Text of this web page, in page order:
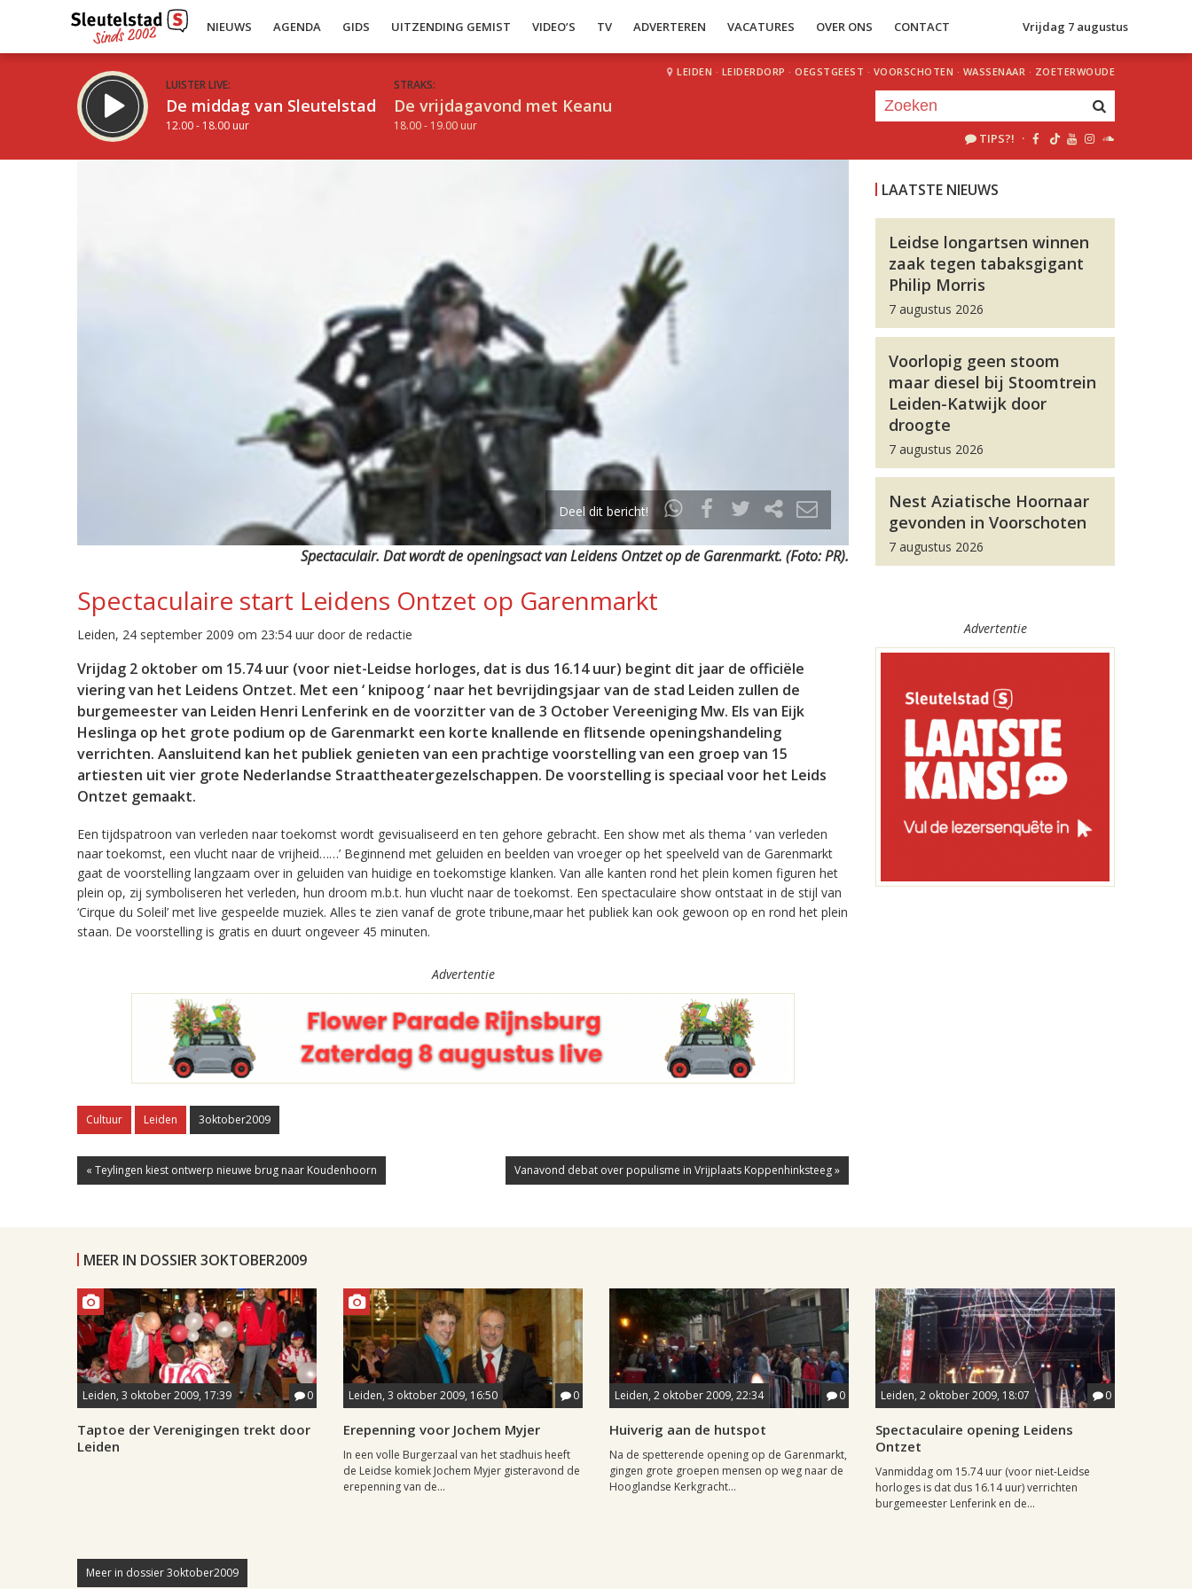
NIEUWS AGENDA GIDS UITZENDING GEMIST VIDEO’S TV ADVERTEREN VACATURES OVER ONS CONTACT Vrijdag 7 augustus
LUISTER LIVE:
De middag van Sleutelstad
12.00 - 18.00 uur
STRAKS:
De vrijdagavond met Keanu
18.00 - 19.00 uur
LEIDEN · LEIDERDORP · OEGSTGEEST · VOORSCHOTEN · WASSENAAR · ZOETERWOUDE
TIPS?! ·
Deel dit bericht!
Spectaculair. Dat wordt de openingsact van Leidens Ontzet op de Garenmarkt. (Foto: PR).
Spectaculaire start Leidens Ontzet op Garenmarkt
Leiden, 24 september 2009 om 23:54 uur door de redactie
Vrijdag 2 oktober om 15.74 uur (voor niet-Leidse horloges, dat is dus 16.14 uur) begint dit jaar de officiële
viering van het Leidens Ontzet. Met een ‘ knipoog ‘ naar het bevrijdingsjaar van de stad Leiden zullen de
burgemeester van Leiden Henri Lenferink en de voorzitter van de 3 October Vereeniging Mw. Els van Eijk
Heslinga op het grote podium op de Garenmarkt een korte knallende en flitsende openingshandeling
verrichten. Aansluitend kan het publiek genieten van een prachtige voorstelling van een groep van 15
artiesten uit vier grote Nederlandse Straattheatergezelschappen. De voorstelling is speciaal voor het Leids
Ontzet gemaakt.
Een tijdspatroon van verleden naar toekomst wordt gevisualiseerd en ten gehore gebracht. Een show met als thema ‘ van verleden
naar toekomst, een vlucht naar de vrijheid……’ Beginnend met geluiden en beelden van vroeger op het speelveld van de Garenmarkt
gaat de voorstelling langzaam over in geluiden van huidige en toekomstige klanken. Van alle kanten rond het plein komen figuren het
plein op, zij symboliseren het verleden, hun droom m.b.t. hun vlucht naar de toekomst. Een spectaculaire show ontstaat in de stijl van
‘Cirque du Soleil’ met live gespeelde muziek. Alles te zien vanaf de grote tribune,maar het publiek kan ook gewoon op en rond het plein
staan. De voorstelling is gratis en duurt ongeveer 45 minuten.
Advertentie
Cultuur Leiden 3oktober2009
« Teylingen kiest ontwerp nieuwe brug naar Koudenhoorn Vanavond debat over populisme in Vrijplaats Koppenhinksteeg »
LAATSTE NIEUWS
Leidse longartsen winnen
zaak tegen tabaksgigant
Philip Morris
7 augustus 2026
Voorlopig geen stoom
maar diesel bij Stoomtrein
Leiden-Katwijk door
droogte
7 augustus 2026
Nest Aziatische Hoornaar
gevonden in Voorschoten
7 augustus 2026
Advertentie
MEER IN DOSSIER 3OKTOBER2009
Leiden, 3 oktober 2009, 17:39 0
Taptoe der Verenigingen trekt door
Leiden
Leiden, 3 oktober 2009, 16:50 0
Erepenning voor Jochem Myjer
In een volle Burgerzaal van het stadhuis heeft
de Leidse komiek Jochem Myjer gisteravond de
erepenning van de...
Leiden, 2 oktober 2009, 22:34 0
Huiverig aan de hutspot
Na de spetterende opening op de Garenmarkt,
gingen grote groepen mensen op weg naar de
Hooglandse Kerkgracht...
Leiden, 2 oktober 2009, 18:07 0
Spectaculaire opening Leidens
Ontzet
Vanmiddag om 15.74 uur (voor niet-Leidse
horloges is dat dus 16.14 uur) verrichten
burgemeester Lenferink en de...
Meer in dossier 3oktober2009